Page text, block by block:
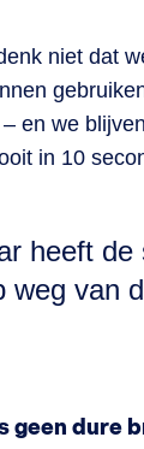
niet dat
en we
in 10
heeft
weg van
geen